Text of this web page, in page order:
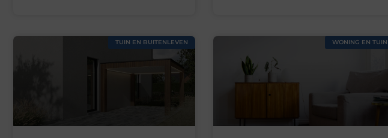
TUIN EN BUITENLEVEN WONING EN TUIN